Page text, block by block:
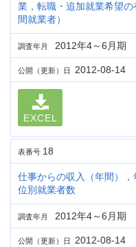
業，転職・追加就業希望
間就業者）
調査年月 2012年4～6月期
公開（更新）日 2012-08-14
EXCEL
表番号 18
仕事からの収入（年間）
位別就業者数
調査年月 2012年4～6月期
公開（更新）日 2012-08-14